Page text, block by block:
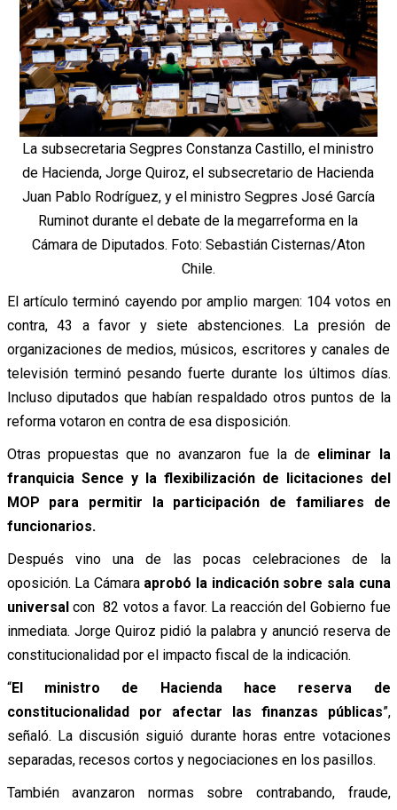
La subsecretaria Segpres Constanza Castillo, el ministro
de Hacienda, Jorge Quiroz, el subsecretario de Hacienda
Juan Pablo Rodríguez, y el ministro Segpres José García
Ruminot durante el debate de la megarreforma en la
Cámara de Diputados. Foto: Sebastián Cisternas/Aton
Chile.
El artículo terminó cayendo por amplio margen: 104 votos en
contra, 43 a favor y siete abstenciones.
La presión de
organizaciones de medios, músicos, escritores y canales de
televisión terminó pesando fuerte durante los últimos días.
Incluso diputados que habían respaldado otros puntos de la
reforma votaron en contra de esa disposición.
Otras propuestas que no avanzaron fue la de eliminar la
franquicia Sence y la flexibilización de licitaciones del
MOP para permitir la participación de familiares de
funcionarios.
Después vino una de las pocas celebraciones de la
oposición. La Cámara aprobó la indicación sobre sala cuna
universalcon 82 votos a favor. La reacción del Gobierno fue
inmediata. Jorge Quiroz pidió la palabra y anunció reserva de
constitucionalidad por el impacto fiscal de la indicación.
“El ministro de Hacienda hace reserva de
constitucionalidad por afectar las finanzas públicas”,
señaló. La discusión siguió durante horas entre votaciones
separadas, recesos cortos y negociaciones en los pasillos.
También avanzaron normas sobre contrabando, fraude,